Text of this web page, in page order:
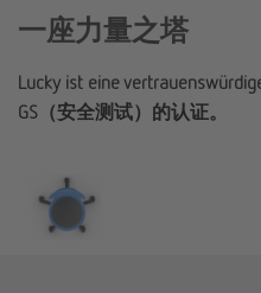
一座力量之塔
Lucky ist eine
GS（安全测试）的认证。